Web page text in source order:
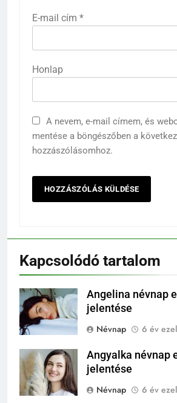
E-mail cím *
Honlap
A nevem, e-mail címem, és
mentése a böngészőben a
hozzászólásomhoz.
Kapcsolódó tartalom
Angelina névnap
jelentése
Névnap
6 év
Angyalka névnap
jelentése
Névnap
6 év